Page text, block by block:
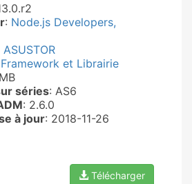
: Node.js Developers,
ASUSTOR
Framework et Librairie
séries: AS6
: 2.6.0
à jour: 2018-11-26
Télécharger